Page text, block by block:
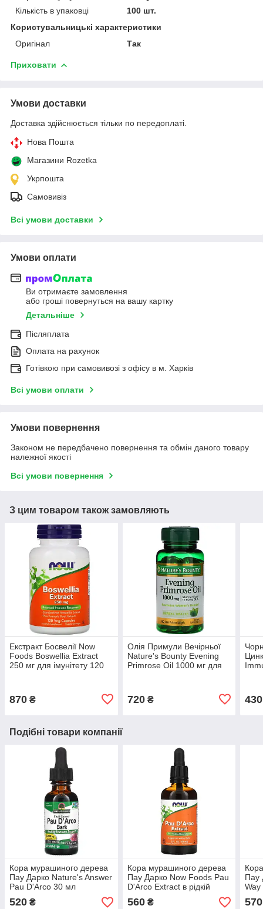
Кількість в упаковці
100 шт.
Користувальницькі характеристики
Оригінал
Так
Приховати
Умови доставки
Доставка здійснюється тільки по передоплаті.
Нова Пошта
Магазини Rozetka
Укрпошта
Самовивіз
Всі умови доставки
Умови оплати
Ви отримаєте замовлення
або гроші повернуться на вашу картку
Детальніше
Післяплата
Оплата на рахунок
Готівкою при самовивозі з офісу в м. Харків
Всі умови оплати
Умови повернення
Законом не передбачено повернення та обмін даного товару
належної якості
Всі умови повернення
З цим товаром також замовляють
Екстракт Босвелії Now
Foods Boswellia Extract
250 мг для імунітету 120
870 ₴
Олія Примули Вечірньої
Nature's Bounty Evening
Primrose Oil 1000 мг для
720₴ 430
Подібні товари компанії
Кора мурашиного дерева
Пау Дарко Nature's Answer
Pau D'Arco 30 мл
520 ₴
Кора мурашиного дерева
Пау Дарко Now Foods Pau
D'Arco Extract в рідкій
формі 59 мл
560₴
Пау
Way
570